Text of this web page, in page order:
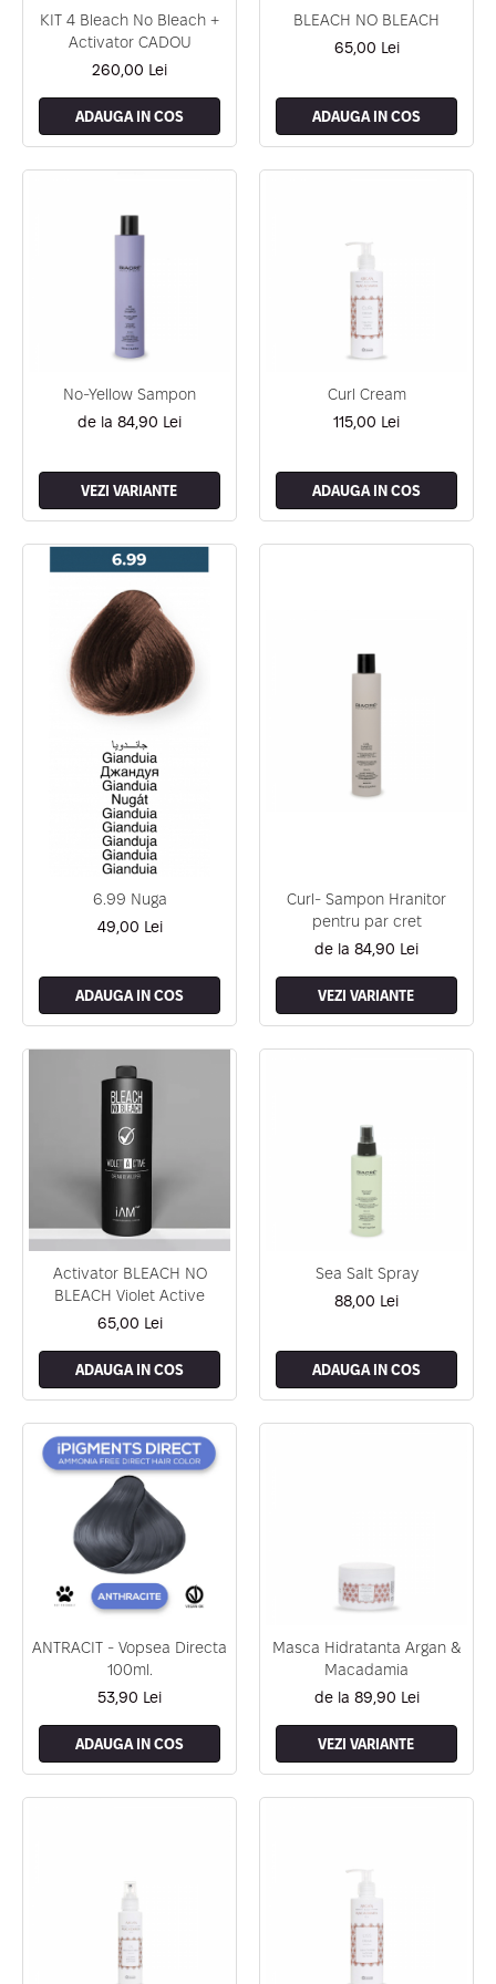
Gel In Bottle
Clasic Gel Medium
Jelly Gel Medium
Jelly Gel Strong
Gel acrilic
Styling
iSmooth Îndreptare Permanentă
Laminare/Reconstructie
KIT 4 Bleach No Bleach +
Activator CADOU
260,00 Lei
ADAUGA IN COS
BLEACH NO BLEACH
65,00 Lei
ADAUGA IN COS
No-Yellow Sampon
de la 84,90 Lei
VEZI VARIANTE
Curl Cream
115,00 Lei
ADAUGA IN COS
6.99 Nuga
49,00 Lei
ADAUGA IN COS
Curl- Sampon Hranitor
pentru par cret
de la 84,90 Lei
VEZI VARIANTE
Activator BLEACH NO
BLEACH Violet Active
65,00 Lei
ADAUGA IN COS
Sea Salt Spray
88,00 Lei
ADAUGA IN COS
ANTRACIT - Vopsea Directa
100ml.
53,90 Lei
ADAUGA IN COS
Masca Hidratanta Argan &
Macadamia
de la 89,90 Lei
VEZI VARIANTE